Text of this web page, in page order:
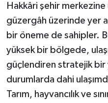
Hakkâri şehir merkezine
güzergâh üzerinde yer
bir öneme de sahipler.
yüksek bir bölgede,
güçlendiren stratejik bir
durumlarda dahi
Tarım, hayvancılık ve